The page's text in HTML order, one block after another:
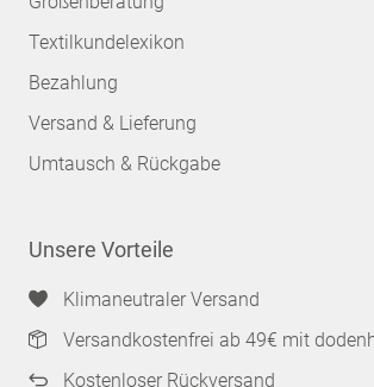
Textilkundelexikon
Bezahlung
Versand & Lieferung
Umtausch & Rückgabe
Unsere Vorteile
Klimaneutraler Versand
Versandkostenfrei ab 49€ mit
Kostenloser Rückversand